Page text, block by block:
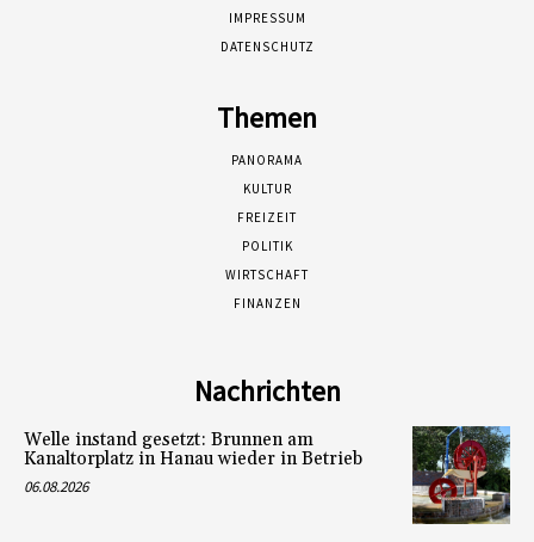
IMPRESSUM
DATENSCHUTZ
Themen
PANORAMA
KULTUR
FREIZEIT
POLITIK
WIRTSCHAFT
FINANZEN
Nachrichten
Welle instand gesetzt: Brunnen am
Kanaltorplatz in Hanau wieder in Betrieb
06.08.2026